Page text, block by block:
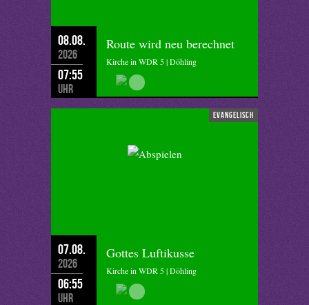
08.08.
2026
07:55
Uhr
Route wird neu berechnet
Kirche in WDR 5 | Döhling
evangelisch
07.08.
2026
06:55
Uhr
Gottes Luftikusse
Kirche in WDR 5 | Döhling